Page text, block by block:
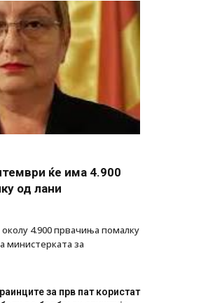
ќе има 4.900
од лани
4.900 првачиња помалку
министерката за
за прв пат користат